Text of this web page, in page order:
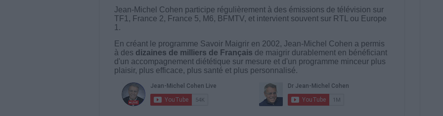
Jean-Michel Cohen participe régulièrement à des émissions de télévision sur
TF1, France 2, France 5, M6, BFMTV, et intervient souvent sur RTL ou Europe
1.
En créant le programme Savoir Maigrir en 2002, Jean-Michel Cohen a permis
à des dizaines de milliers de Français de maigrir durablement en bénéficiant
d'un accompagnement diététique sur mesure et d'un programme minceur plus
plaisir, plus efficace, plus santé et plus personnalisé.